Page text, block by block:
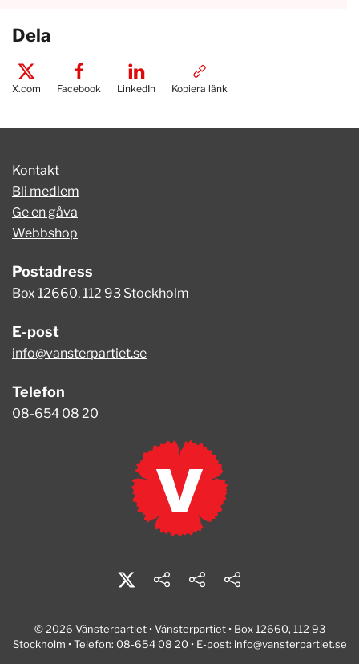
Dela
X.com Facebook LinkedIn Kopiera länk
Kontakt
Bli medlem
Ge en gåva
Webbshop
Postadress
Box 12660, 112 93 Stockholm
E-post
info@vansterpartiet.se
Telefon
08-654 08 20
© 2026 Vänsterpartiet • Vänsterpartiet • Box 12660, 112 93
Stockholm • Telefon: 08-654 08 20 • E-post: info@vansterpartiet.se